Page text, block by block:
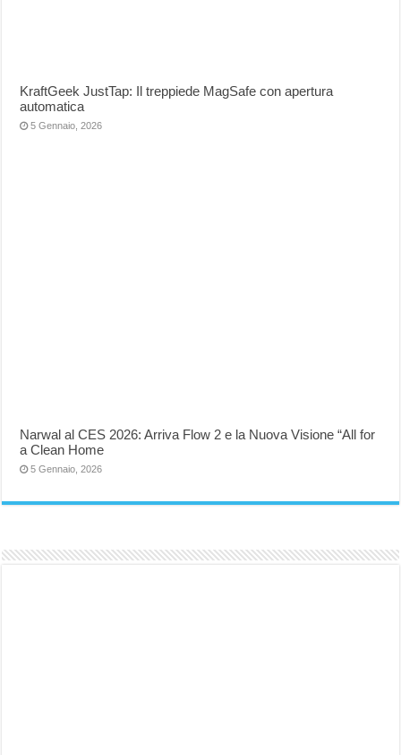
KraftGeek JustTap: Il treppiede MagSafe con apertura
automatica
5 Gennaio, 2026
Narwal al CES 2026: Arriva Flow 2 e la Nuova Visione “All for
a Clean Home
5 Gennaio, 2026